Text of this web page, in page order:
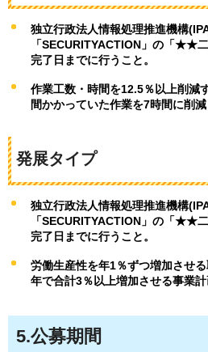
独立行政法人情報処理推進機構
「SECURITYACTION」の「★★
完了日までに行うこと。
作業工数・時間を12.5％以上削減
間かかっていた作業を7時間に削減
発展タイプ
独立行政法人情報処理推進機構
「SECURITYACTION」の「★★
完了日までに行うこと。
労働生産性を年1％ずつ増加させ
年で合計3％以上増加させる事業
5.公募期間